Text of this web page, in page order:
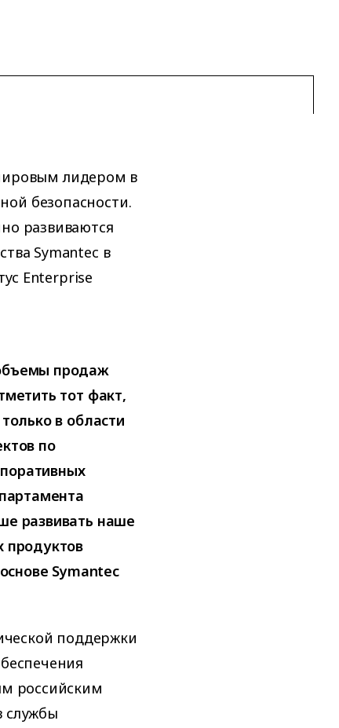
лидером в
безопасности.
развиваются
Symantec в
Enterprise
продаж
тот факт,
в области
по
развивать наше
продуктов
Symantec
поддержки
российским
службы